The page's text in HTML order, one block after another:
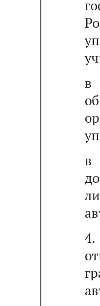
в
в